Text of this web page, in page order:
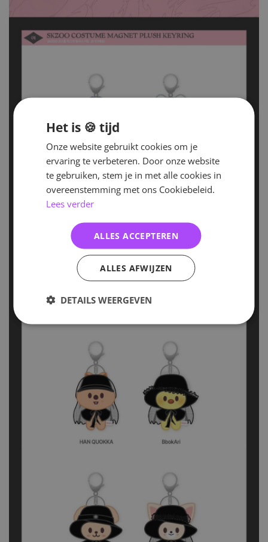
Het is 🍪 tijd
Onze website gebruikt cookies om je
ervaring te verbeteren. Door onze website
te gebruiken, stem je in met alle cookies in
overeenstemming met ons Cookiebeleid.
Lees verder
ALLES ACCEPTEREN
ALLES AFWIJZEN
DETAILS WEERGEVEN